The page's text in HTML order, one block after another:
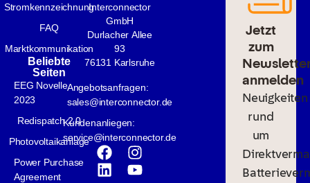
Stromkennzeichnung
FAQ
Marktkommunikation
Beliebte
Seiten
EEG Novelle
2023
Redispatch 2.0
Photovoltaikanlage
Power Purchase
Agreement
Interconnector
GmbH
Durlacher Allee
93
76131 Karlsruhe
Angebotsanfragen:
sales@interconnector.de
Kundenanliegen:
service@interconnector.de
Jetzt
zum
anmelden
Neuigkeiten
rund
um